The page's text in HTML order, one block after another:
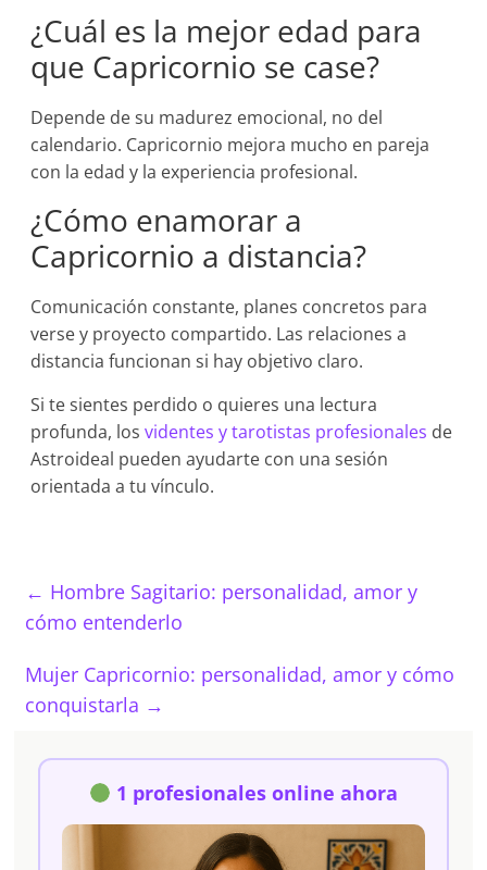
¿Cuál es la mejor edad para
que Capricornio se case?
Depende de su madurez emocional, no del
calendario. Capricornio mejora mucho en pareja
con la edad y la experiencia profesional.
¿Cómo enamorar a
Capricornio a distancia?
Comunicación constante, planes concretos para
verse y proyecto compartido. Las relaciones a
distancia funcionan si hay objetivo claro.
Si te sientes perdido o quieres una lectura
profunda, losvidentes y tarotistas profesionales de
Astroideal pueden ayudarte con una sesión
orientada a tu vínculo.
← Hombre Sagitario: personalidad, amor y
cómo entenderlo
Mujer Capricornio: personalidad, amor y cómo
conquistarla →
1 profesionales online ahora